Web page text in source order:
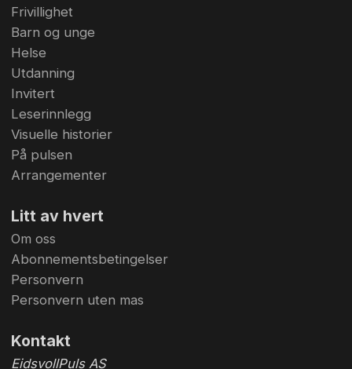
Frivillighet
Barn og unge
Helse
Utdanning
Invitert
Leserinnlegg
Visuelle historier
På pulsen
Arrangementer
Litt av hvert
Om oss
Abonnementsbetingelser
Personvern
Personvern uten mas
Kontakt
EidsvollPuls AS